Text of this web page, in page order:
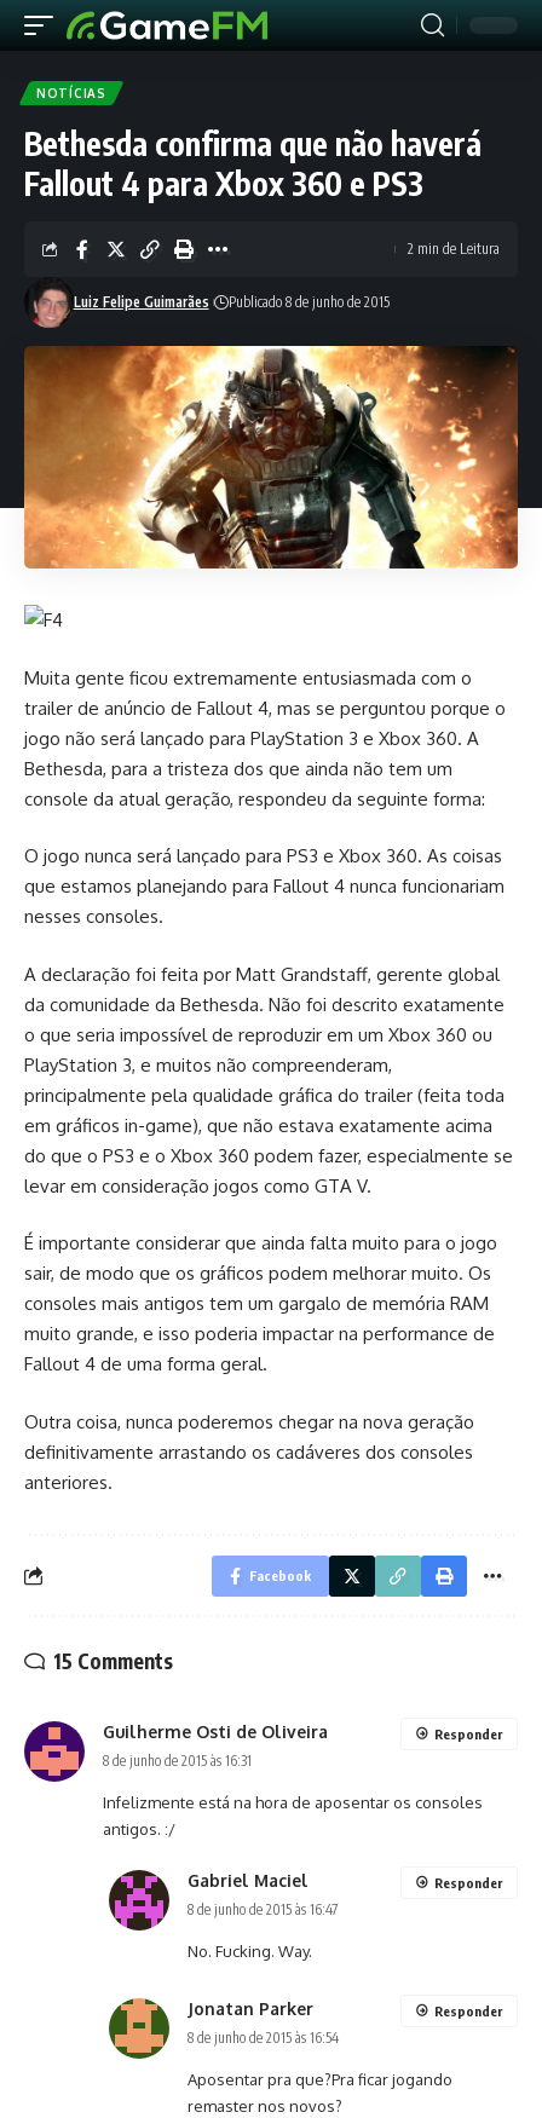
NOTÍCIAS
Bethesda confirma que não haverá
Fallout 4 para Xbox 360 e PS3
Luiz Felipe Guimarães Publicado 8 de junho de 2015
2 min de Leitura
Muita gente ficou extremamente entusiasmada com o
trailer de anúncio de Fallout 4, mas se perguntou porque o
jogo não será lançado para PlayStation 3 e Xbox 360. A
Bethesda, para a tristeza dos que ainda não tem um
console da atual geração, respondeu da seguinte forma:
O jogo nunca será lançado para PS3 e Xbox 360. As coisas
que estamos planejando para Fallout 4 nunca funcionariam
nesses consoles.
A declaração foi feita por Matt Grandstaff, gerente global
da comunidade da Bethesda. Não foi descrito exatamente
o que seria impossível de reproduzir em um Xbox 360 ou
PlayStation 3, e muitos não compreenderam,
principalmente pela qualidade gráfica do trailer (feita toda
em gráficos in-game), que não estava exatamente acima
do que o PS3 e o Xbox 360 podem fazer, especialmente se
levar em consideração jogos como GTA V.
É importante considerar que ainda falta muito para o jogo
sair, de modo que os gráficos podem melhorar muito. Os
consoles mais antigos tem um gargalo de memória RAM
muito grande, e isso poderia impactar na performance de
Fallout 4 de uma forma geral.
Outra coisa, nunca poderemos chegar na nova geração
definitivamente arrastando os cadáveres dos consoles
anteriores.
Facebook
15 Comments
Guilherme Osti de Oliveira
8 de junho de 2015 às 16:31
Infelizmente está na hora de aposentar os consoles
antigos. :/
Responder
Gabriel Maciel
8 de junho de 2015 às 16:47
No. Fucking. Way.
Responder
Jonatan Parker
8 de junho de 2015 às 16:54
Aposentar pra que?Pra ficar jogando
remaster nos novos?
Responder